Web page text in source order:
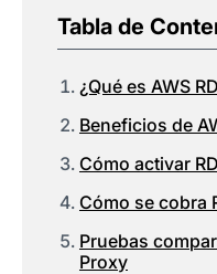
Tabla de
¿Qué es AWS
Beneficios de
Cómo activar
Cómo se cobra
Pruebas
Proxy